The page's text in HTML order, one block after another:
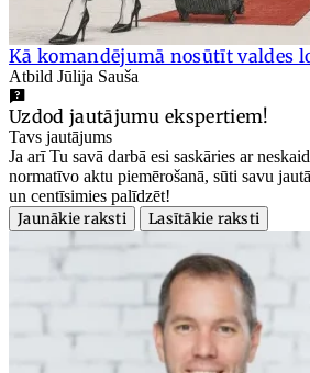
Kā komandējumā nosūtīt valdes
Atbild Jūlija Sauša
Uzdod jautājumu ekspertiem!
Tavs jautājums
Ja arī Tu savā darbā esi saskāries ar
normatīvo aktu piemērošanā, sūti savu
un centīsimies palīdzēt!
Jaunākie raksti
Lasītākie raksti